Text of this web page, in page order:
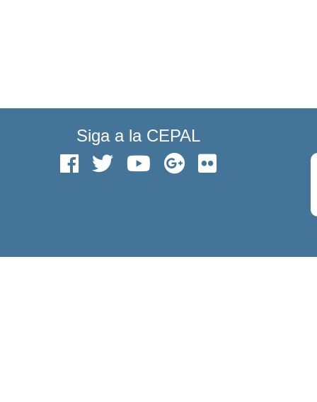
Siga a la CEPAL